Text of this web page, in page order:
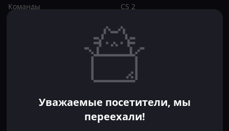
Команды
CS 2
Букмекеры
CS 2
ФрибетыУважаемые посетители, мы
переехали!